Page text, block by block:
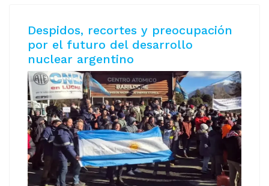
Despidos, recortes y preocupación
por el futuro del desarrollo
nuclear argentino